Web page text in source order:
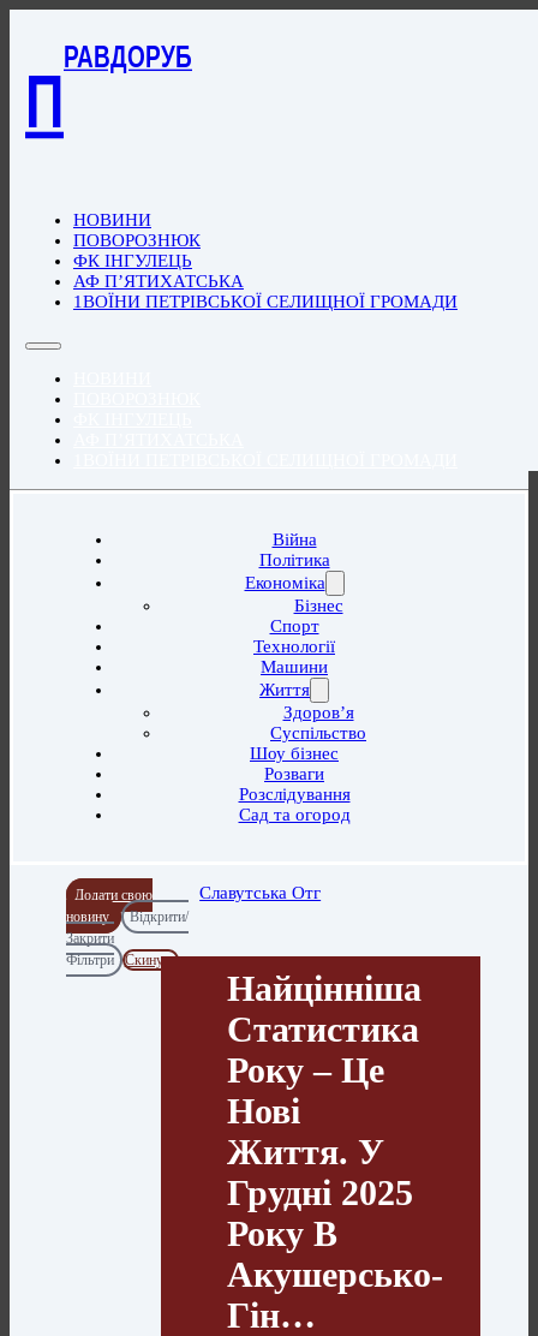
П
РАВДОРУБ
НОВИНИ
ПОВОРОЗНЮК
ФК ІНГУЛЕЦЬ
АФ П’ЯТИХАТСЬКА
1ВОЇНИ ПЕТРІВСЬКОЇ СЕЛИЩНОЇ ГРОМАДИ
Війна
Політика
Економіка
Бізнес
Спорт
Технології
Машини
Життя
Здоров’я
Суспільство
Шоу бізнес
Розваги
Розслідування
Сад та огород
Додати свою
новину
Відкрити/
Закрити
Фільтри
Скинути
Славутська Отг
Найцінніша
Статистика
Року – Це
Нові
Життя. У
Грудні 2025
Року В
Акушерсько-
Гін…